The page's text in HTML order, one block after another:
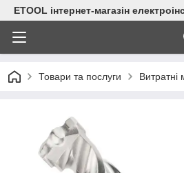
ETOOL інтернет-магазін
Товари та послуги Витратні